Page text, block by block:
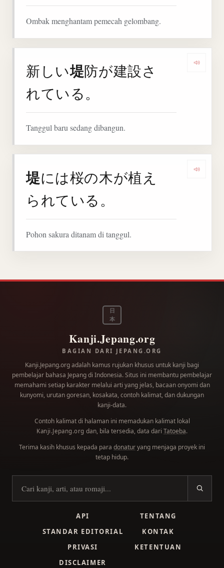
Ombak menghantam pemecah gelombang.
新しい堤防が建設さ
れている。
Tanggul baru sedang dibangun.
堤には桜の木が植え
られている。
Pohon sakura ditanam di tanggul.
日
本
Kanji.Jepang.org
BAGIAN DARI JEPANG.ORG
Kanji.Jepang.org adalah kamus rujukan khusus untuk kanji bagi
pembelajar bahasa Jepang di Indonesia. Situs ini membantu pembelajar
memahami setiap karakter melalui arti yang jelas, bacaan onyomi dan
kunyomi, urutan goresan, kosakata, contoh kalimat, dan dukungan
kanji-data.
Contoh kalimat di halaman ini memadukan kalimat lokal
Kanji.Jepang.org dan, bila tersedia, data dari Tatoeba.
Terima kasih khusus kepada para donaturyang menjaga proyek ini
tetap hidup.
Cari kanji
API
TENTANG
STANDAR EDITORIAL
KONTAK
PRIVASI
KETENTUAN
DISCLAIMER